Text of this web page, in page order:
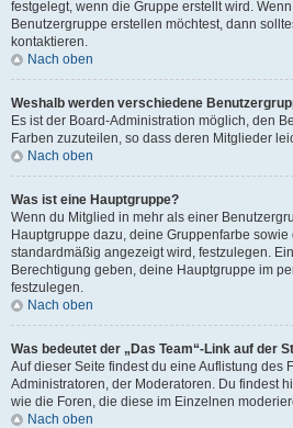
festgelegt, wenn die Gruppe erstellt wird.
Benutzergruppe erstellen möchtest, dann
kontaktieren.
Nach oben
Weshalb werden verschiedene
Es ist der Board-Administration möglich, den
Farben zuzuteilen, so dass deren Mitglieder
Nach oben
Was ist eine Hauptgruppe?
Wenn du Mitglied in mehr als einer
Hauptgruppe dazu, deine Gruppenfarbe
standardmäßig angezeigt wird, festzulegen.
Berechtigung geben, deine Hauptgruppe im
festzulegen.
Nach oben
Was bedeutet der „Das Team“-Link auf der
Auf dieser Seite findest du eine Auflistung des
Administratoren, der Moderatoren. Du findest
wie die Foren, die diese im Einzelnen
Nach oben